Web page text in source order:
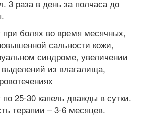
3 раза в день за полчаса до
болях во время месячных,
сальности кожи,
синдроме, увеличении
выделений из влагалища,
25-30 капель дважды в сутки.
терапии – 3-6 месяцев.